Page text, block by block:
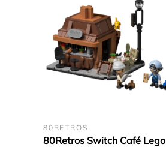
80RETROS
80Retros Switch Café Lego